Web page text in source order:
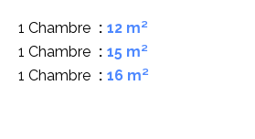
1 Chambre
12 m²
1 Chambre
15 m²
1 Chambre
16 m²